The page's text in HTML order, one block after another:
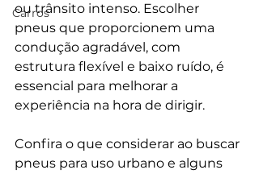
Carros
ou trânsito intenso. Escolher
pneus que proporcionem uma
condução agradável, com
estrutura flexível e baixo ruído, é
essencial para melhorar a
experiência na hora de dirigir.
Confira o que considerar ao buscar
pneus para uso urbano e alguns